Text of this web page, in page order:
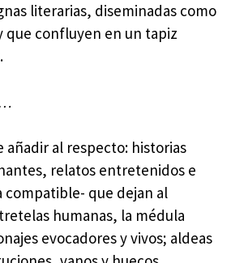
literarias, diseminadas como
que confluyen en un tapiz
añadir al respecto: historias
relatos entretenidos e
compatible- que dejan al
humanas, la médula
evocadores y vivos; aldeas